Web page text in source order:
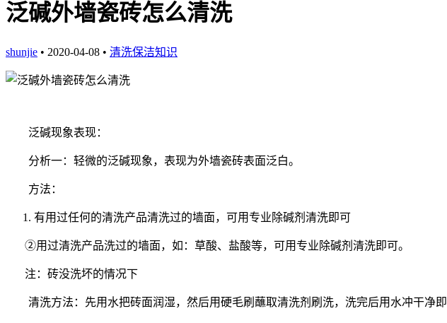
泛碱外墙瓷砖怎么清洗
shunjie • 2020-04-08 • 清洗保洁知识
泛碱现象表现：
分析一：轻微的泛碱现象，表现为外墙瓷砖表面泛白。
方法：
有用过任何的清洗产品清洗过的墙面，可用专业除碱剂清洗即可
②用过清洗产品洗过的墙面，如：草酸、盐酸等，可用专业除碱剂清洗即可。
注：砖没洗坏的情况下
清洗方法：先用水把砖面润湿，然后用硬毛刷蘸取清洗剂刷洗，洗完后用水冲干净即